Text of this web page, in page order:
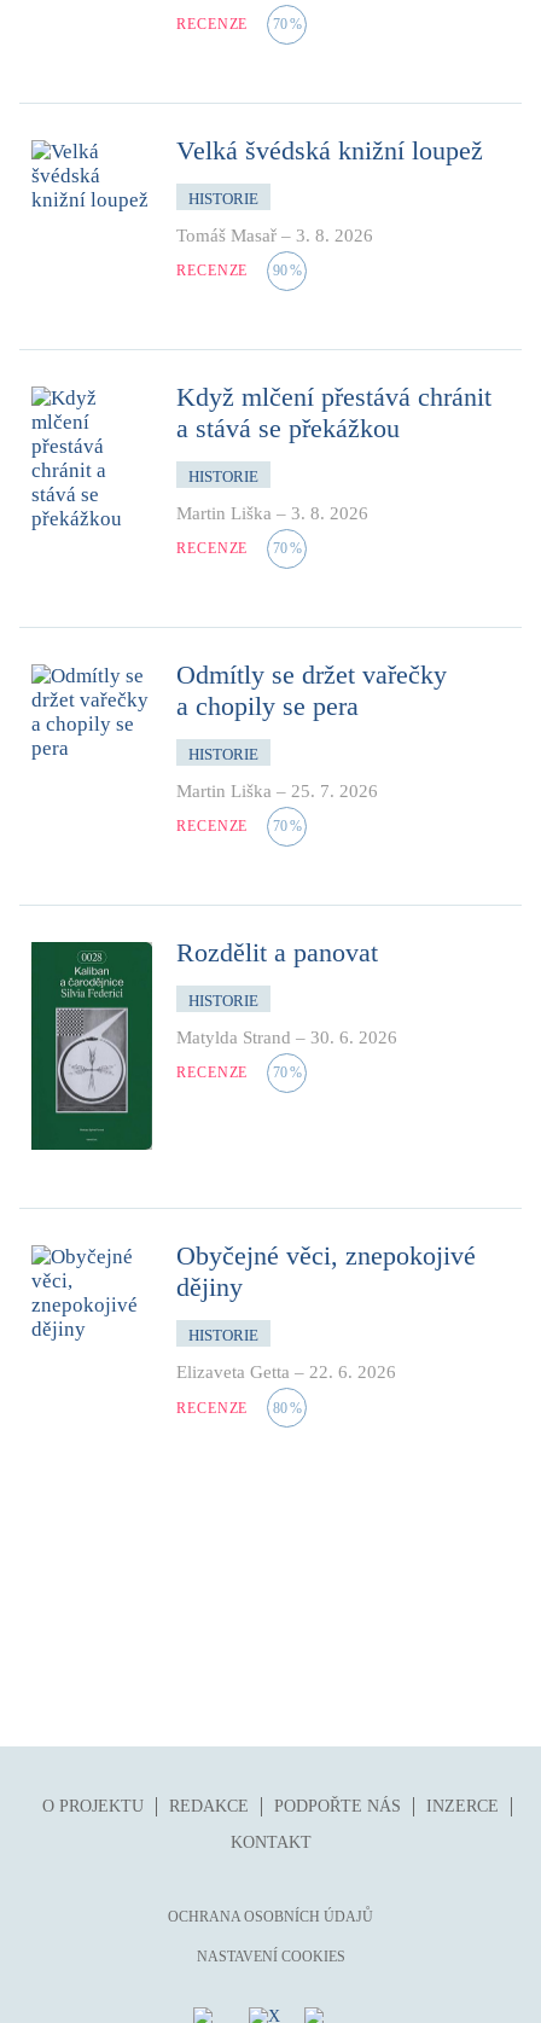
RECENZE 70%
Velká švédská knižní loupež
HISTORIE
Tomáš Masař – 3. 8. 2026
RECENZE 90%
Když mlčení přestává chránit
a stává se překážkou
HISTORIE
Martin Liška – 3. 8. 2026
RECENZE 70%
Odmítly se držet vařečky
a chopily se pera
HISTORIE
Martin Liška – 25. 7. 2026
RECENZE 70%
Rozdělit a panovat
HISTORIE
Matylda Strand – 30. 6. 2026
RECENZE 70%
Obyčejné věci, znepokojivé
dějiny
HISTORIE
Elizaveta Getta – 22. 6. 2026
RECENZE 80%
O PROJEKTU REDAKCE PODPOŘTE NÁS
INZERCE
KONTAKT
OCHRANA OSOBNÍCH ÚDAJŮ
NASTAVENÍ COOKIES